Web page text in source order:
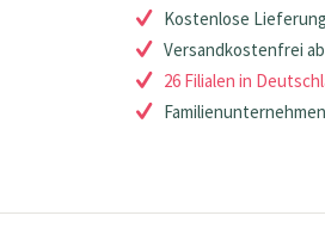
Kostenlose
Versandkostenfrei
26 Filialen in